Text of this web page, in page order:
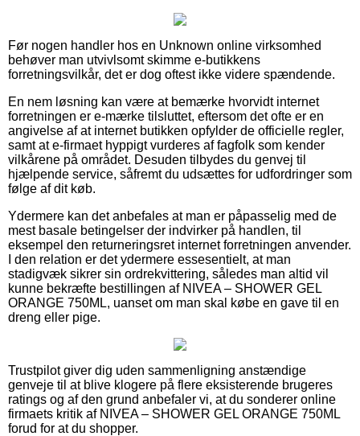
Før nogen handler hos en Unknown online virksomhed
behøver man utvivlsomt skimme e-butikkens
forretningsvilkår, det er dog oftest ikke videre spændende.
En nem løsning kan være at bemærke hvorvidt internet
forretningen er e-mærke tilsluttet, eftersom det ofte er en
angivelse af at internet butikken opfylder de officielle regler,
samt at e-firmaet hyppigt vurderes af fagfolk som kender
vilkårene på området. Desuden tilbydes du genvej til
hjælpende service, såfremt du udsættes for udfordringer som
følge af dit køb.
Ydermere kan det anbefales at man er påpasselig med de
mest basale betingelser der indvirker på handlen, til
eksempel den returneringsret internet forretningen anvender.
I den relation er det ydermere essesentielt, at man
stadigvæk sikrer sin ordrekvittering, således man altid vil
kunne bekræfte bestillingen af NIVEA – SHOWER GEL
ORANGE 750ML, uanset om man skal købe en gave til en
dreng eller pige.
Trustpilot giver dig uden sammenligning anstændige
genveje til at blive klogere på flere eksisterende brugeres
ratings og af den grund anbefaler vi, at du sonderer online
firmaets kritik af NIVEA – SHOWER GEL ORANGE 750ML
forud for at du shopper.